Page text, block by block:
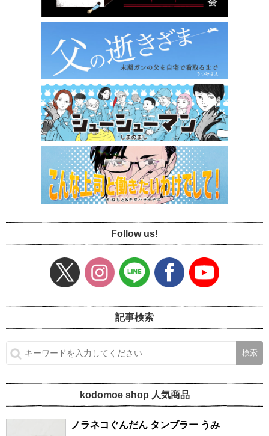
Follow us!
記事検索
kodomoe shop 人気商品
ノラネコぐんだん タンブラー うみ